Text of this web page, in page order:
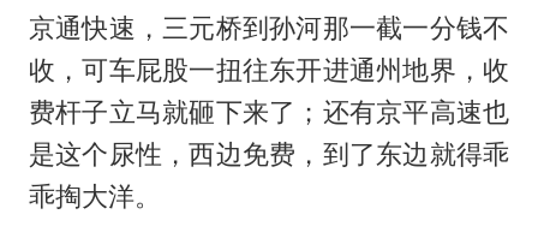
京通快速，三元桥到孙河那一截一分钱不
收，可车屁股一扭往东开进通州地界，收
费杆子立马就砸下来了；还有京平高速也
是这个尿性，西边免费，到了东边就得乖
乖掏大洋。